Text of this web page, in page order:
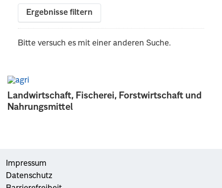
Landwirtschaft, Fischerei, Forstwirtschaft und
Nahrungsmittel
Ergebnisse filtern
Bitte versuch es mit einer anderen Suche.
Impressum
Datenschutz